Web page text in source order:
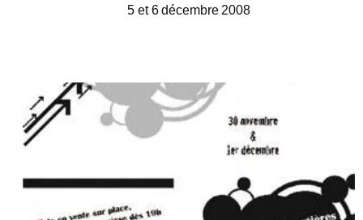
5 et 6 décembre 2008